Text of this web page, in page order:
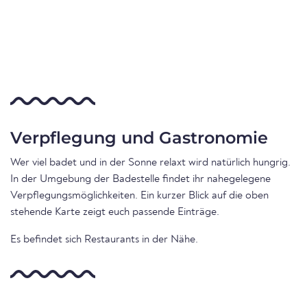
Verpflegung und Gastronomie
Wer viel badet und in der Sonne relaxt wird natürlich hungrig.
In der Umgebung der Badestelle findet ihr nahegelegene
Verpflegungsmöglichkeiten. Ein kurzer Blick auf die oben
stehende Karte zeigt euch passende Einträge.
Es befindet sich Restaurants in der Nähe.